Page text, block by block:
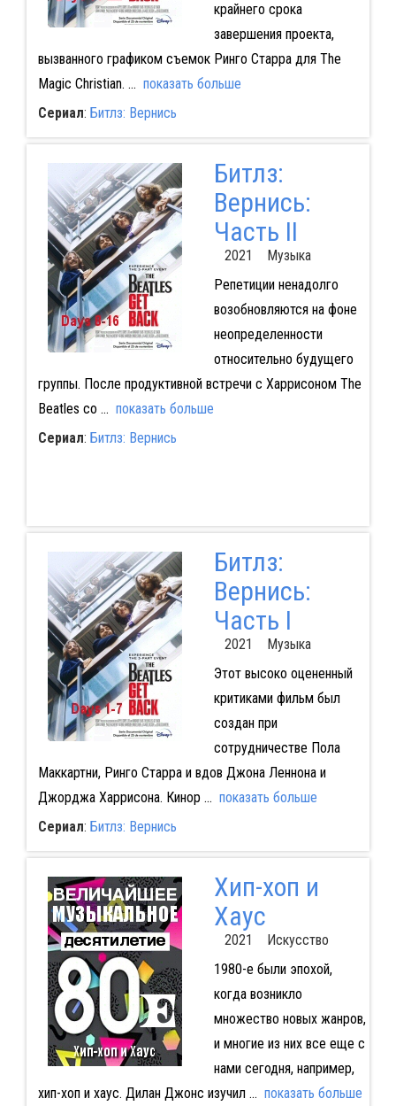
крайнего срока
завершения проекта,
вызванного графиком съемок Ринго Старра для The
Magic Christian. ... показать больше
Сериал: Битлз: Вернись
Битлз:
Вернись:
Часть II
2021 Музыка
Репетиции ненадолго
возобновляются на фоне
неопределенности
относительно будущего
группы. После продуктивной встречи с Харрисоном The
Beatles со ... показать больше
Сериал: Битлз: Вернись
Битлз:
Вернись:
Часть I
2021 Музыка
Этот высоко оцененный
критиками фильм был
создан при
сотрудничестве Пола
Маккартни, Ринго Старра и вдов Джона Леннона и
Джорджа Харрисона. Кинор ... показать больше
Сериал: Битлз: Вернись
Хип-хоп и
Хаус
2021 Искусство
1980-е были эпохой,
когда возникло
множество новых жанров,
и многие из них все еще с
нами сегодня, например,
хип-хоп и хаус. Дилан Джонс изучил ... показать больше